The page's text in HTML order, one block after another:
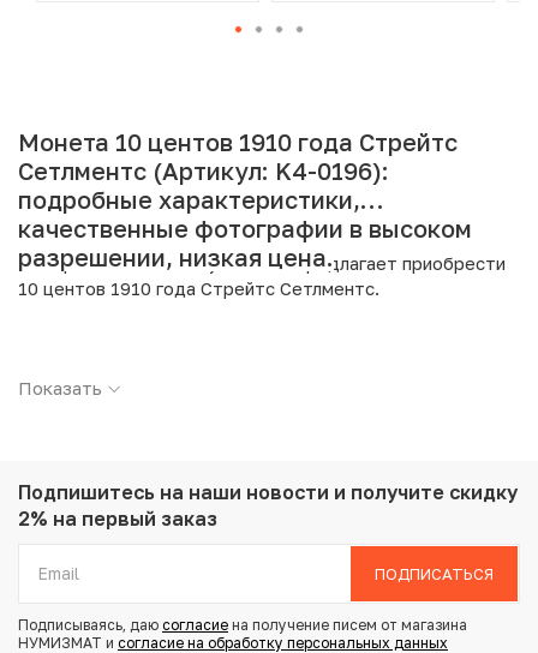
Монета 10 центов 1910 года Стрейтс
Сетлментс (Артикул: K4-0196):
подробные характеристики,
качественные фотографии в высоком
разрешении, низкая цена.
Интернет магазин «Нумизмат» предлагает приобрести
10 центов 1910 года Стрейтс Сетлментс.
Страна: Стрейтс Сетлментс
Проба: 600
Вес: 2.72 г
Тираж: 1.657.000
Показать
Подпишитесь на наши новости и получите скидку
2% на первый заказ
ПОДПИСАТЬСЯ
Подписываясь, даю согласие на получение писем от магазина
НУМИЗМАТ и согласие на обработку персональных данных